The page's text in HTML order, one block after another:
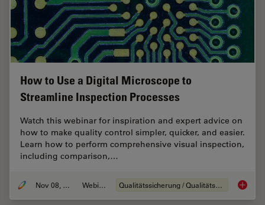
How to Use a Digital Microscope to
Streamline Inspection Processes
Watch this webinar for inspiration and expert advice on
how to make quality control simpler, quicker, and easier.
Learn how to perform comprehensive visual inspection,
including comparison,…
Nov 08, 2021 Webinar Qualitätssicherung / Qualitätskontrolle How to